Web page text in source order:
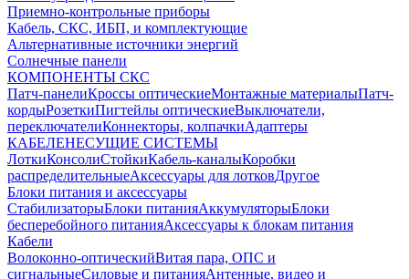
Приемно-контрольные приборы
Кабель, СКС, ИБП, и комплектующие
Альтернативные источники энергий
Солнечные панели
КОМПОНЕНТЫ СКС
Патч-панелиКроссы оптическиеМонтажные материалыПатч-
кордыРозеткиПигтейлы оптическиеВыключатели,
переключателиКоннекторы, колпачкиАдаптеры
КАБЕЛЕНЕСУЩИЕ СИСТЕМЫ
ЛоткиКонсолиСтойкиКабель-каналыКоробки
распределительныеАксессуары для лотковДругое
Блоки питания и аксессуары
СтабилизаторыБлоки питанияАккумуляторыБлоки
бесперебойного питанияАксессуары к блокам питания
Кабели
Волоконно-оптическийВитая пара, ОПС и
сигнальныеСиловые и питанияАнтенные, видео и